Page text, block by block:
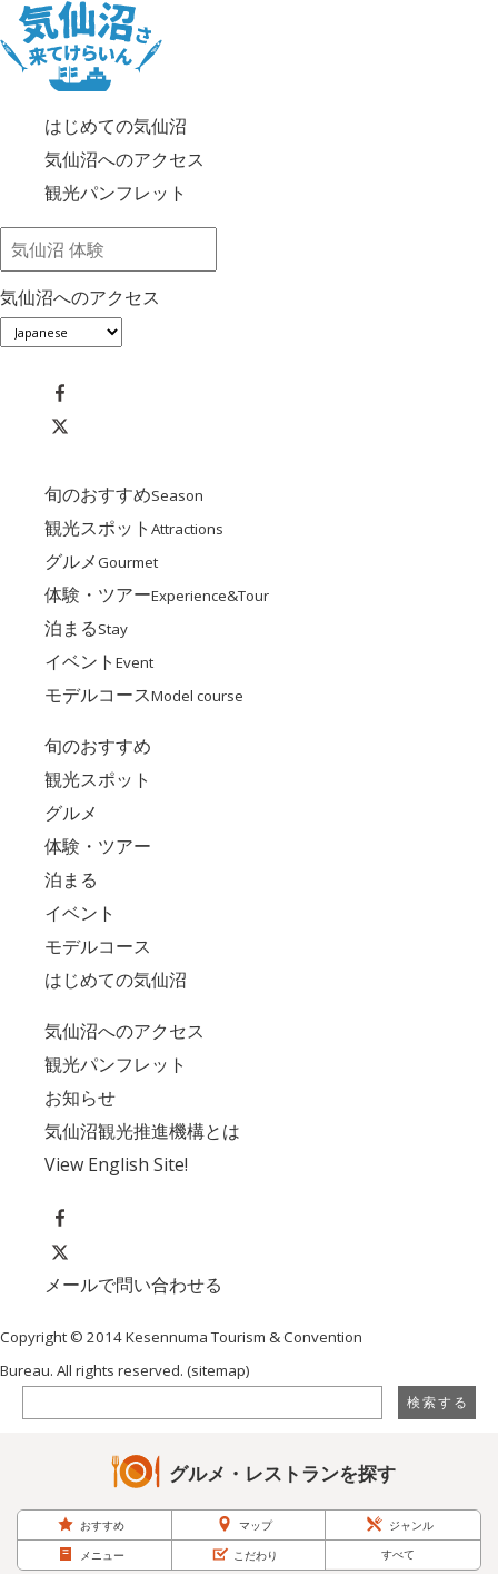
はじめての気仙沼
気仙沼へのアクセス
観光パンフレット
気仙沼へのアクセス
旬のおすすめSeason
観光スポット Attractions
グルメGourmet
体験・ツアーExperience&Tour
泊まるStay
イベント Event
モデルコースModel course
旬のおすすめ
観光スポット
グルメ
体験・ツアー
泊まる
イベント
モデルコース
はじめての気仙沼
気仙沼へのアクセス
観光パンフレット
お知らせ
気仙沼観光推進機構とは
View English Site!
メールで問い合わせる
Copyright © 2014 Kesennuma Tourism & Convention
Bureau. All rights reserved. (sitemap)
グルメ・レストランを探す
おすすめ マップ
ジャンル
メニュー
こだわり すべて